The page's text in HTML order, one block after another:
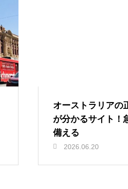
オーストラリアの
が分かるサイト！
備える
2026.06.20